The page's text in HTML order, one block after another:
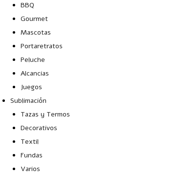
BBQ
Gourmet
Mascotas
Portaretratos
Peluche
Alcancias
Juegos
Sublimación
Tazas y Termos
Decorativos
Textil
Fundas
Varios